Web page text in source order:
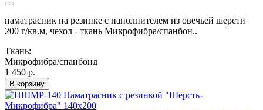
наматрасник на резинке с наполнителем из овечьей шерсти
200 г/кв.м, чехол - ткань Микрофибра/спанбон..
Ткань:
Микрофибра/спанбонд
1 450 р.
В корзину